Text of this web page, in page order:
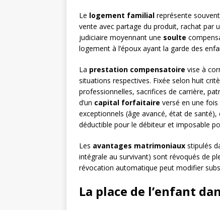
Le logement familial représente
vente avec partage du produit, rachat par
judiciaire moyennant une soulte
logement à l’époux ayant la garde des
La prestation compensatoire vise à
situations respectives. Fixée selon huit
professionnelles, sacrifices de carrière,
d’un capital forfaitaire versé en une
exceptionnels (âge avancé, état de
déductible pour le débiteur et imposable
Les avantages matrimoniaux stipulés
intégrale au survivant) sont révoqués de
révocation automatique peut modifier
La place de l’enfant